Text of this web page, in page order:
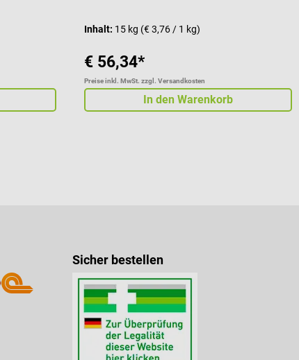
Inhalt: 15 kg (€ 3,76 / 1 kg)
€ 56,34*
Preise inkl. MwSt. zzgl. Versandkosten
In den Warenkorb
Sicher bestellen